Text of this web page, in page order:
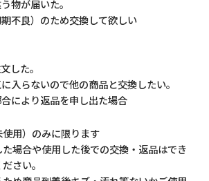
物が届いた。
不良）のため交換して欲しい
した。
入らないので他の商品と交換したい。
により返品を申し出た場合
用）のみに限ります
場合や使用した後での交換・返品はでき
さい。